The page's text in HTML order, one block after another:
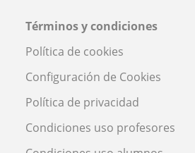
Términos y condiciones
Política de cookies
Configuración de Cookies
Política de privacidad
Condiciones uso profesores